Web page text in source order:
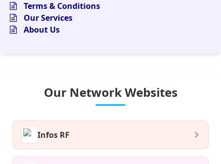
Terms & Conditions
Our Services
About Us
Our Network Websites
Infos RF